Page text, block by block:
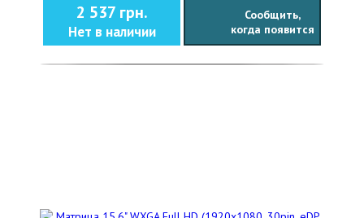
2 537 грн.
Нет в наличии
Сообщить,
когда появится